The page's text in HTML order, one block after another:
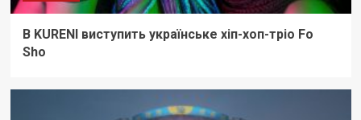
В KURENI виступить українське хіп-хоп-тріо Fo
Sho